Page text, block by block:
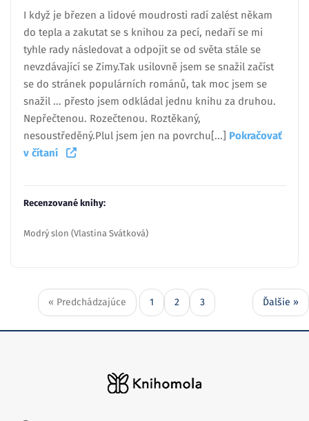
I když je březen a lidové moudrosti radí zalést někam
do tepla a zakutat se s knihou za pecí, nedaří se mi
tyhle rady následovat a odpojit se od světa stále se
nevzdávající se Zimy.Tak usilovně jsem se snažil začíst
se do stránek populárních románů, tak moc jsem se
snažil ... přesto jsem odkládal jednu knihu za druhou.
Nepřečtenou. Rozečtenou. Roztěkaný,
nesoustředěný.Plul jsem jen na povrchu[...] Pokračovať
v čítaní
Recenzované knihy:
Modrý slon (Vlastina Svátková)
« Predchádzajúce 1 2 3 Ďalšie »